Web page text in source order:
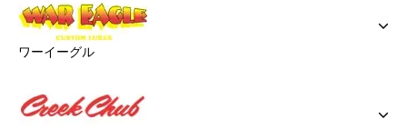
ワーイーグル